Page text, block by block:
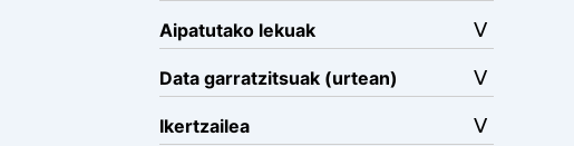
Aipatutako lekuak
Data garratzitsuak (urtean)
Ikertzailea